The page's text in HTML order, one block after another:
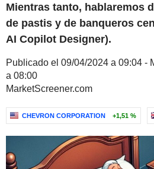
Mientras tanto, hablaremos
de pastis y de banqueros
AI Copilot Designer).
Publicado el 09/04/2024 a 09:04 -
a 08:00
MarketScreener.com
CHEVRON CORPORATION +1,51 %